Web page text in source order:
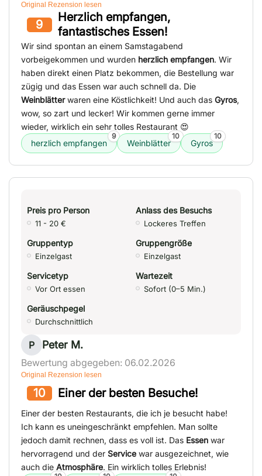
Original Rezension lesen
9
Herzlich empfangen,
fantastisches Essen!
Wir sind spontan an einem Samstagabend
vorbeigekommen und wurden herzlich empfangen. Wir
haben direkt einen Platz bekommen, die Bestellung war
zügig und das Essen war auch schnell da. Die
Weinblätterwaren eine Köstlichkeit! Und auch das Gyros,
wow, so zart und lecker! Wir kommen gerne immer
wieder, wirklich ein sehr tolles Restaurant 😍
herzlich empfangen
9
Weinblätter
10
Gyros
10
Preis pro Person
11 - 20 €
Anlass des Besuchs
Lockeres Treffen
Gruppentyp
Einzelgast
Gruppengröße
Einzelgast
Servicetyp
Vor Ort essen
Wartezeit
Sofort (0–5 Min.)
Geräuschpegel
Durchschnittlich
P Peter M.
Bewertung abgegeben: 06.02.2026
Original Rezension lesen
10 Einer der besten Besuche!
Einer der besten Restaurants, die ich je besucht habe!
Ich kann es uneingeschränkt empfehlen. Man sollte
jedoch damit rechnen, dass es voll ist. Das Essen war
hervorragend und der Service war ausgezeichnet, wie
auch die Atmosphäre. Ein wirklich tolles Erlebnis!